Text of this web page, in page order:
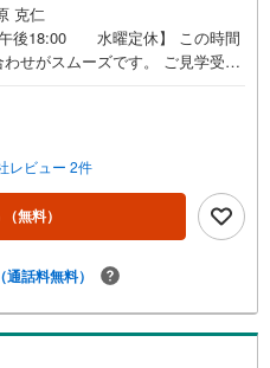
克仁
午後18:00 水曜定休】 この時間
せがスムーズです。 ご見学受
利な立地！■建築条件なし！お好
られます！■隣地との距離が広
く暮らせそうです♪野田市のマ
だまりハウスにご相談！◆毎日
や販売状況など、最新情報を毎
士が在籍◆購入のご相談～お引渡
野田市が地元なので、お問い合
うな温かいお家を一緒に探しま
レビュー 2件
（無料）
（通話料無料）